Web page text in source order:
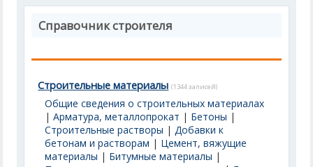
Справочник строителя
Строительные материалы (1344 записей)
Общие сведения о строительных материалах
|Арматура, металлопрокат | Бетоны |
Строительные растворы |Добавки к
бетонам и растворам | Цемент, вяжущие
материалы | Битумные материалы |